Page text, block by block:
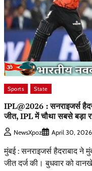
Sports State
IPL@2026 : सनराइजर्स
जीत, IPL में चौथा सबसे बड़ा
NewsXpoz April 30, 2026
मुंबई : सनराइजर्स हैदराबाद
जीत दर्ज की। बुधवार को